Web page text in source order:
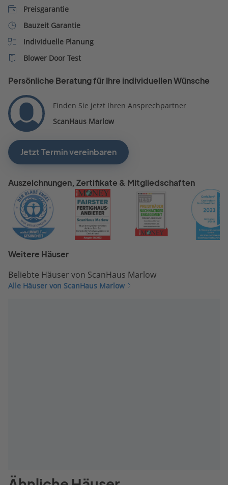
Preisgarantie
Bauzeit Garantie
Individuelle Planung
Blower Door Test
Persönliche Beratung für Ihre individuellen Wünsche
Finden Sie jetzt Ihren Ansprechpartner
ScanHaus Marlow
Jetzt Termin vereinbaren
Auszeichnungen, Zertifikate & Mitgliedschaften
Weitere Häuser
Beliebte Häuser von ScanHaus Marlow
Alle Häuser von ScanHaus Marlow